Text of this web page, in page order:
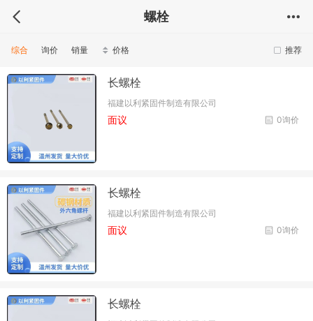
螺栓
推荐
综合 询价 销量 价格
长螺栓
福建以利紧固件制造有限公司
0询价
面议
长螺栓
福建以利紧固件制造有限公司
0询价
面议
长螺栓